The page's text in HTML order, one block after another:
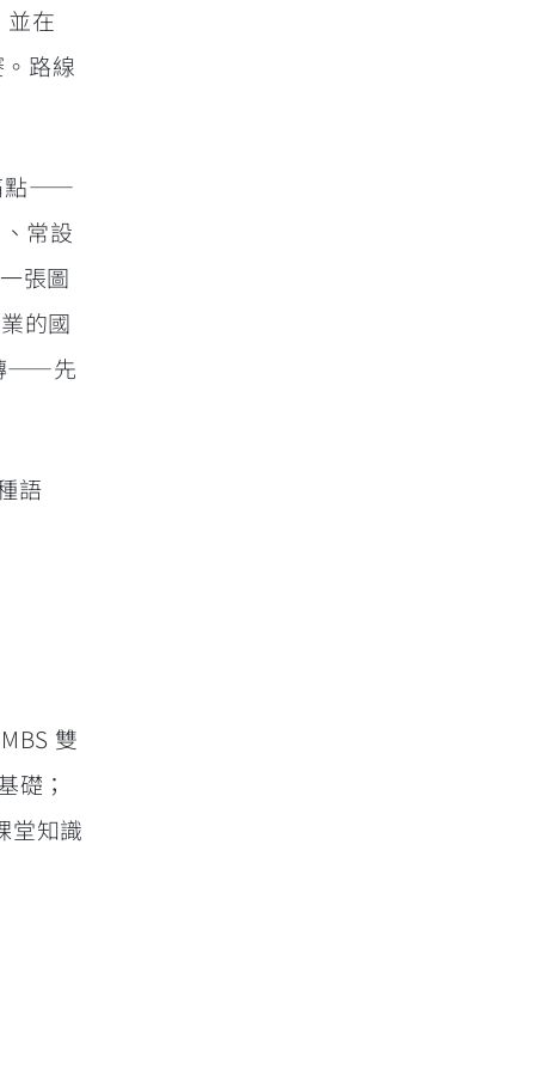
並在
路線
點——
常設
張圖
的國
——先
語
雙
礎；
堂知識